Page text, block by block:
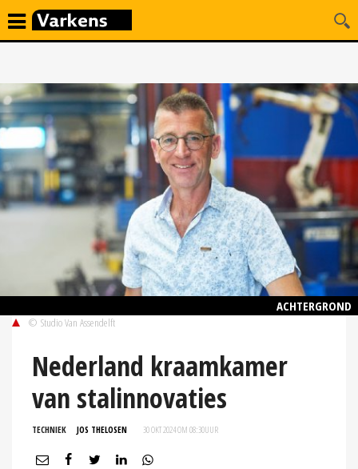
ACHTERGROND
© Studio Van Assendelft
Nederland kraamkamer
van stalinnovaties
TECHNIEK JOS THELOSEN 30 OKT 2024 OM 08:30UUR